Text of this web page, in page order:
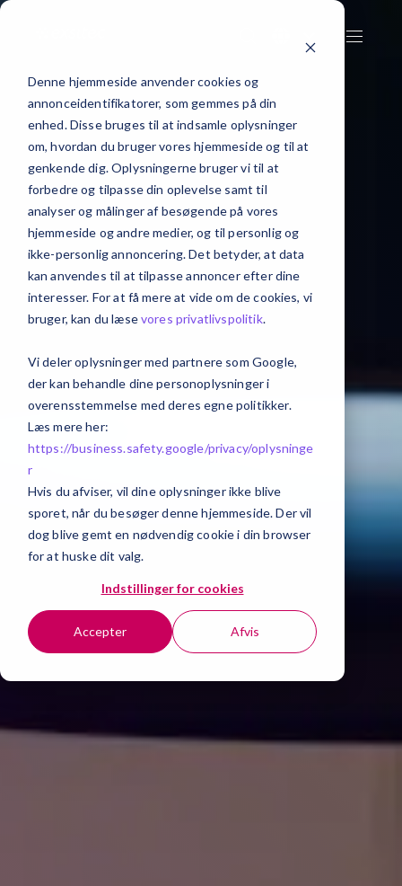
Denne hjemmeside anvender cookies og
annonceidentifikatorer, som gemmes på din
enhed. Disse bruges til at indsamle oplysninger
om, hvordan du bruger vores hjemmeside og til at
genkende dig. Oplysningerne bruger vi til at
forbedre og tilpasse din oplevelse samt til
analyser og målinger af besøgende på vores
hjemmeside og andre medier, og til personlig og
ikke-personlig annoncering. Det betyder, at data
kan anvendes til at tilpasse annoncer efter dine
interesser. For at få mere at vide om de cookies, vi
bruger, kan du læsevores privatlivspolitik.
Vi deler oplysninger med partnere som Google,
der kan behandle dine personoplysninger i
overensstemmelse med deres egne politikker.
Læs mere her:
https://business.safety.google/privacy/oplysninge
r
Hvis du afviser, vil dine oplysninger ikke blive
sporet, når du besøger denne hjemmeside. Der vil
dog blive gemt en nødvendig cookie i din browser
for at huske dit valg.
Indstillinger for cookies
Accepter Afvis